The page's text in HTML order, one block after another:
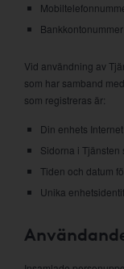
Vid användning av
som har samband
som registreras är:
Din enhets
Sidorna i Tjänsten
Tiden och datum
Unika